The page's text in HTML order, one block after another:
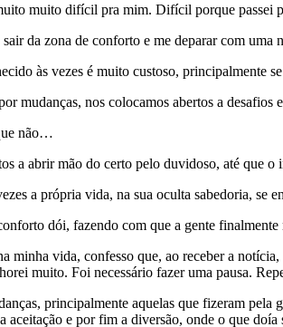
muito difícil pra mim. Difícil porque passei
da zona de conforto e me deparar com uma
às vezes é muito custoso, principalmente
mudanças, nos colocamos abertos a desafios
não…
a abrir mão do certo pelo duvidoso, até que o
a própria vida, na sua oculta sabedoria, se
dói, fazendo com que a gente
minha vida, confesso que, ao receber a
muito. Foi necessário fazer uma pausa.
principalmente aquelas que fizeram pela
aceitação e por fim a diversão, onde o que